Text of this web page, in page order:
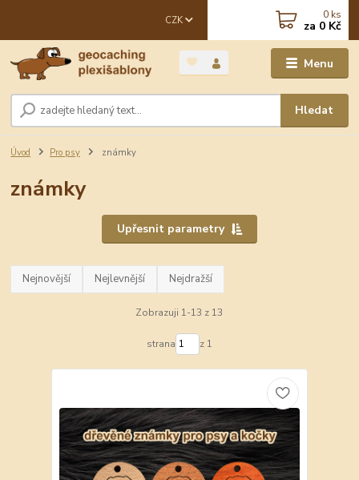
Menu
CZK
Hledat
0 ks
za 0 Kč
Úvod Pro psy známky
známky
Upřesnit parametry
Nejnovější Nejlevnější Nejdražší
Zobrazuji 1-13 z 13
strana z 1